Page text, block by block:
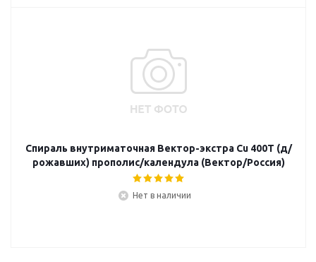
Спираль внутриматочная Вектор-экстра Сu 400Т (д/
рожавших) прополис/календула (Вектор/Россия)
Нет в наличии